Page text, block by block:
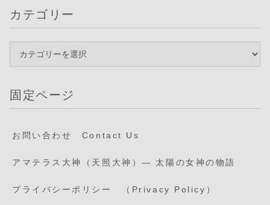
カテゴリー
固定ページ
お問い合わせ Contact Us
アマテラス大神（天照大神）— 太陽の女神の物語
プライバシーポリシー （Privacy Policy）